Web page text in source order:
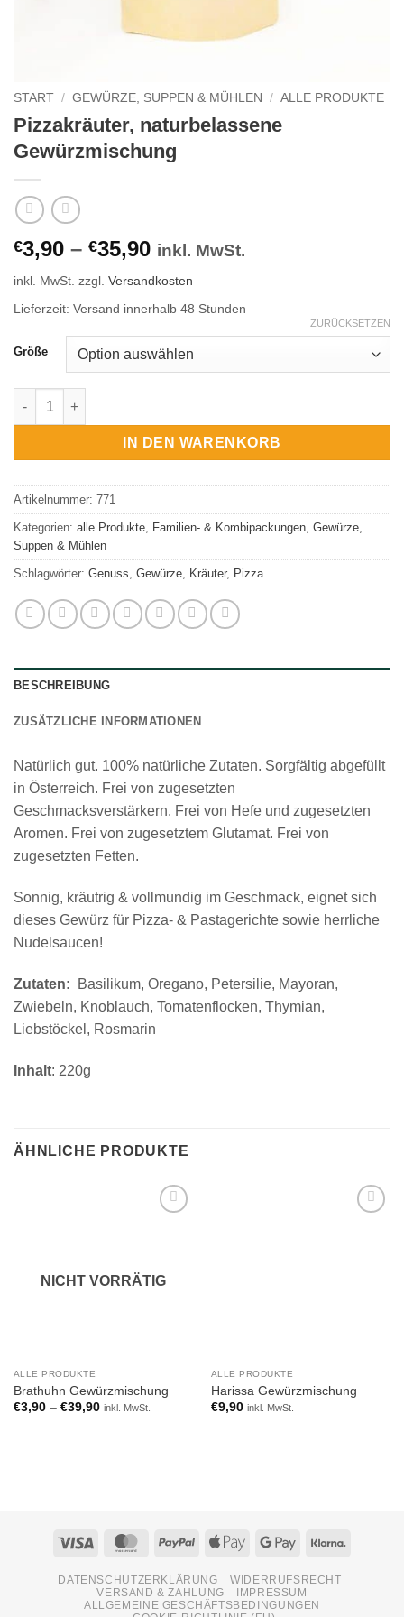
START / GEWÜRZE, SUPPEN & MÜHLEN / ALLE PRODUKTE
Pizzakräuter, naturbelassene
Gewürzmischung
€3,90 – €35,90 inkl. MwSt.
inkl. MwSt. zzgl. Versandkosten
Lieferzeit: Versand innerhalb 48 Stunden
Größe
ZURÜCKSETZEN
Pizzakräuter, naturbelassene Gewürzmischung Menge
IN DEN WARENKORB
Artikelnummer: 771
Kategorien: alle Produkte, Familien- & Kombipackungen, Gewürze,
Suppen & Mühlen
Schlagwörter: Genuss, Gewürze, Kräuter, Pizza
BESCHREIBUNG
ZUSÄTZLICHE INFORMATIONEN
Natürlich gut. 100% natürliche Zutaten. Sorgfältig abgefüllt
in Österreich. Frei von zugesetzten
Geschmacksverstärkern. Frei von Hefe und zugesetzten
Aromen. Frei von zugesetztem Glutamat. Frei von
zugesetzten Fetten.
Sonnig, kräutrig & vollmundig im Geschmack, eignet sich
dieses Gewürz für Pizza- & Pastagerichte sowie herrliche
Nudelsaucen!
Zutaten:
Basilikum, Oregano, Petersilie, Mayoran,
Zwiebeln, Knoblauch, Tomatenflocken, Thymian,
Liebstöckel, Rosmarin
Inhalt: 220g
ÄHNLICHE PRODUKTE
NICHT VORRÄTIG
ALLE PRODUKTE
Brathuhn Gewürzmischung
€3,90– €39,90 inkl. MwSt.
ALLE PRODUKTE
Harissa Gewürzmischung
€9,90 inkl. MwSt.
Visa MasterCardPayPal
Apple
Google
Klarna
DATENSCHUTZERKLÄRUNG
WIDERRUFSRECHT
VERSAND & ZAHLUNG
IMPRESSUM
ALLGEMEINE GESCHÄFTSBEDINGUNGEN